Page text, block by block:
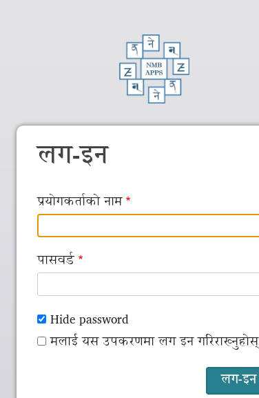
लग-इन
प्रयोगकर्ताको नाम
पासवर्ड
Hide password
मलाई यस उपकरणमा लग इन गरिराख्नुहोस्